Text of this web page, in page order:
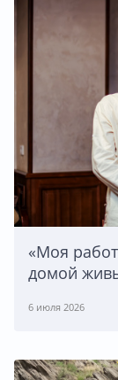
«Моя
домой
6 июля 2026